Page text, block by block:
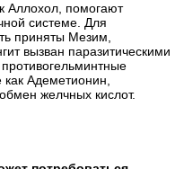
Аллохол, помогают
системе. Для
приняты Мезим,
вызван паразитическими
как Адеметионин,
желчных кислот.